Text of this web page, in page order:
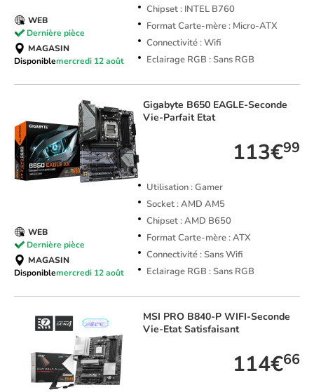
Chipset : INTEL B760
Format Carte-mère : Micro-ATX
Connectivité : Wifi
Eclairage RGB : Sans RGB
WEB
Dernière pièce
MAGASIN
Disponiblemercredi 12 août
Gigabyte B650 EAGLE-Seconde
Vie-Parfait Etat
113€99
Utilisation : Gamer
Socket : AMD AM5
Chipset : AMD B650
Format Carte-mère : ATX
Connectivité : Sans Wifi
Eclairage RGB : Sans RGB
WEB
Dernière pièce
MAGASIN
Disponiblemercredi 12 août
MSI PRO B840-P WIFI-Seconde
Vie-Etat Satisfaisant
114€66